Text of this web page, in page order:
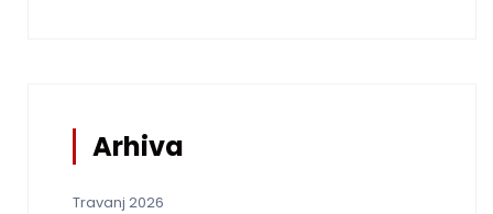
Arhiva
Travanj 2026